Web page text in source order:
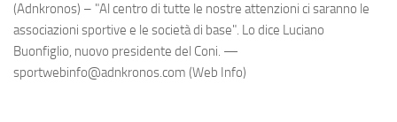
(Adnkronos) – "Al centro di tutte le nostre attenzioni ci saranno le
associazioni sportive e le società di base". Lo dice Luciano
Buonfiglio, nuovo presidente del Coni. —
sportwebinfo@adnkronos.com (Web Info)